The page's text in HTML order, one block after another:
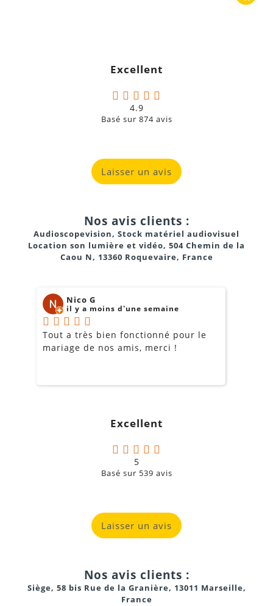
Excellent
4.9
Basé sur 874avis
Laisser un avis
Nos avis clients :
Audioscopevision, Stock matériel audiovisuel
Location son lumière et vidéo, 504 Chemin de la
Caou N, 13360 Roquevaire, France
Nico G
il y a moins d'une semaine
Tout a très bien fonctionné pour le
mariage de nos amis, merci !
Excellent
5
Basé sur 539 avis
Laisser un avis
Nos avis clients :
Siège, 58 bis Rue de la Granière, 13011 Marseille,
France